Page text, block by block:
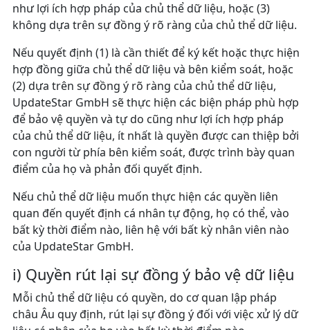
như lợi ích hợp pháp của chủ thể dữ liệu, hoặc (3)
không dựa trên sự đồng ý rõ ràng của chủ thể dữ liệu.
Nếu quyết định (1) là cần thiết để ký kết hoặc thực hiện
hợp đồng giữa chủ thể dữ liệu và bên kiểm soát, hoặc
(2) dựa trên sự đồng ý rõ ràng của chủ thể dữ liệu,
UpdateStar GmbH sẽ thực hiện các biện pháp phù hợp
để bảo vệ quyền và tự do cũng như lợi ích hợp pháp
của chủ thể dữ liệu, ít nhất là quyền được can thiệp bởi
con người từ phía bên kiểm soát, được trình bày quan
điểm của họ và phản đối quyết định.
Nếu chủ thể dữ liệu muốn thực hiện các quyền liên
quan đến quyết định cá nhân tự động, họ có thể, vào
bất kỳ thời điểm nào, liên hệ với bất kỳ nhân viên nào
của UpdateStar GmbH.
i) Quyền rút lại sự đồng ý bảo vệ dữ liệu
Mỗi chủ thể dữ liệu có quyền, do cơ quan lập pháp
châu Âu quy định, rút lại sự đồng ý đối với việc xử lý dữ